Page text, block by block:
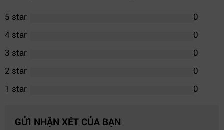
5 star
0
4 star
0
3 star
0
2 star
0
1 star
0
GỬI NHẬN XÉT CỦA BẠN